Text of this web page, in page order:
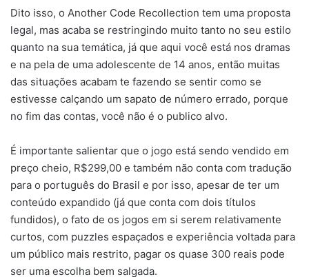
Dito isso, o Another Code Recollection tem uma proposta
legal, mas acaba se restringindo muito tanto no seu estilo
quanto na sua temática, já que aqui você está nos dramas
e na pela de uma adolescente de 14 anos, então muitas
das situações acabam te fazendo se sentir como se
estivesse calçando um sapato de número errado, porque
no fim das contas, você não é o publico alvo.
É importante salientar que o jogo está sendo vendido em
preço cheio, R$299,00 e também não conta com tradução
para o português do Brasil e por isso, apesar de ter um
conteúdo expandido (já que conta com dois títulos
fundidos), o fato de os jogos em si serem relativamente
curtos, com puzzles espaçados e experiência voltada para
um público mais restrito, pagar os quase 300 reais pode
ser uma escolha bem salgada.